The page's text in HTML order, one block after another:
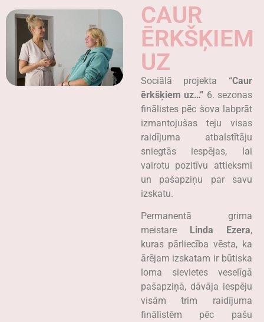
CAUR
ĒRKŠĶIEM
UZ
Sociālā projekta “Caur
ērkšķiem uz…” 6. sezonas
finālistes pēc šova labprāt
izmantojušas teju visas
raidījuma atbalstītāju
sniegtās iespējas, lai
vairotu pozitīvu attieksmi
un pašapziņu par savu
izskatu.
Permanentā grima
meistare Linda Ezera,
kuras pārliecība vēsta, ka
ārējam izskatam ir būtiska
loma sievietes veselīgā
pašapziņā, dāvāja iespēju
visām trim raidījuma
finālistēm pēc pašu